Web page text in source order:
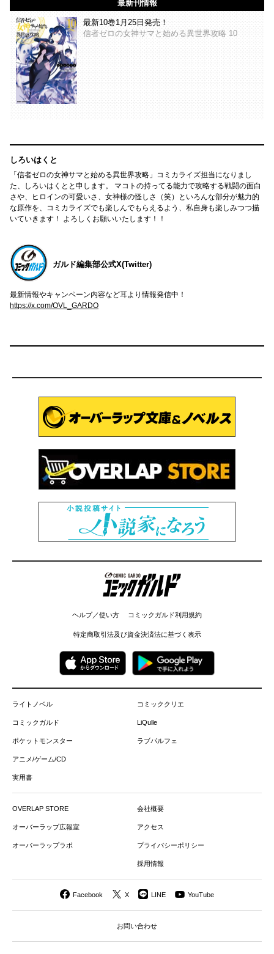
最新刊情報
最新10巻1月25日発売！
信者ゼロの女神サマと始める異世界攻略 10
しろいはくと
「信者ゼロの女神サマと始める異世界攻略」コミカライズ担当になりまし
た、しろいはくとと申します。 マコトの持ってる能力で攻略する戦闘の面白
さや、ヒロインの可愛いさ、女神様の怪しさ（笑）といろんな部分が魅力的
な原作を、コミカライズでも楽しんでもらえるよう、私自身も楽しみつつ描
いていきます！ よろしくお願いいたします！！
ガルド編集部公式X(Twitter)
最新情報やキャンペーン内容など耳より情報発信中！
https://x.com/OVL_GARDO
コミックガルド
ヘルプ／使い方 コミックガルド利用規約
特定商取引法及び資金決済法に基づく表示
ライトノベル
コミックガルド
ポケットモンスター
アニメ/ゲーム/CD
実用書
コミッククリエ
LiQulle
ラブパルフェ
OVERLAP STORE
オーバーラップ広報室
オーバーラップラボ
会社概要
アクセス
プライバシーポリシー
採用情報
Facebook X LINE YouTube
お問い合わせ